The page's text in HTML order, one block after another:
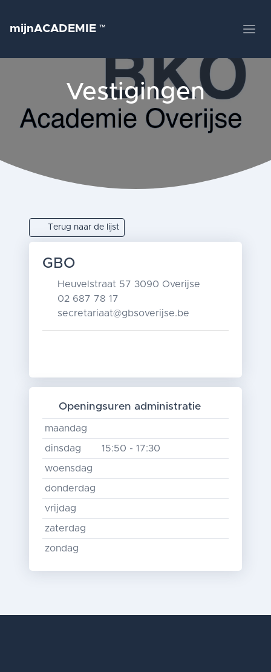
mijnACADEMIE ™
Vestigingen
Terug naar de lijst
GBO
Heuvelstraat 57 3090 Overijse
02 687 78 17
secretariaat@gbsoverijse.be
Openingsuren administratie
maandag
dinsdag 15:50 - 17:30
woensdag
donderdag
vrijdag
zaterdag
zondag